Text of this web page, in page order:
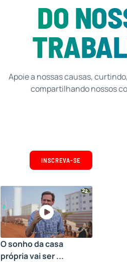
DO
Apoie a nossas causas,
compartilhando nossos
INSCREVA-SE
O sonho da casa
própria vai ser ...